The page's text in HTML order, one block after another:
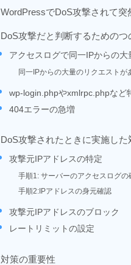
WordPressでDoS攻撃されて
DoS攻撃だと判断するための
アクセスログで同一IPからの大
同一IPからの大量のリクエストが
wp-login.phpやxmlrpc.phpなど
404エラーの急増
DoS攻撃されたときに実施した
攻撃元IPアドレスの特定
手順1: サーバーのアクセスログの
手順2:IPアドレスの身元確認
攻撃元IPアドレスのブロック
レートリミットの設定
対策の重要性